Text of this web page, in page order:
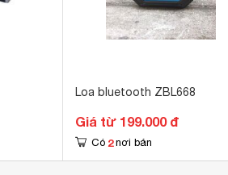
Loa bluetooth ZBL668
Giá từ 199.000 đ
Có 2 nơi bán